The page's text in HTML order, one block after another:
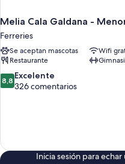
Melia Cala Galdana -
Ferreries
Se aceptan mascotas
Wifi
Restaurante
8.8
sobre
8,8 Excelente
326 comentarios
Inicia sesión para echar